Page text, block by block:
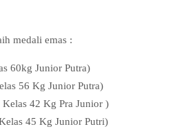
medali emas :
60kg Junior Putra)
56 Kg Junior Putra)
42 Kg Pra Junior )
45 Kg Junior Putri)